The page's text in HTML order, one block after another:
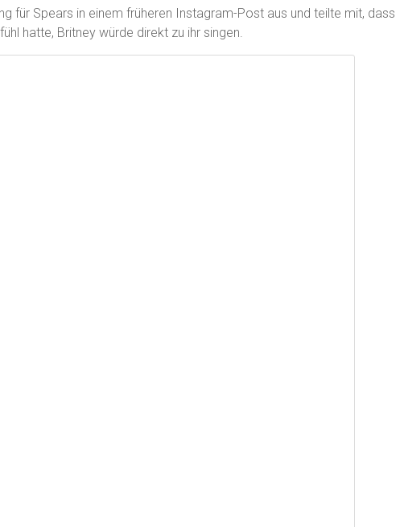
für Spears in einem früheren Instagram-Post aus und teilte mit, dass
hatte, Britney würde direkt zu ihr singen.